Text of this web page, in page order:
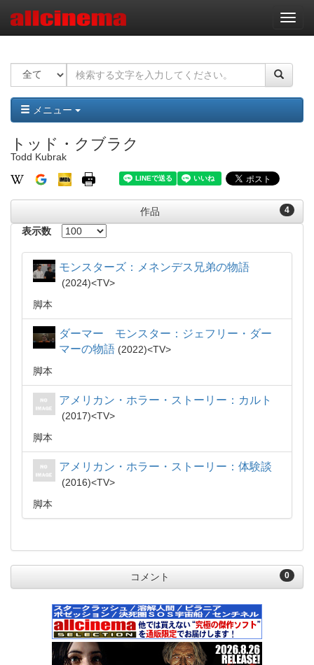
ナ
ビ
ー
ョ
ン
メニュー
トッド・クブラク
Todd Kubrak
4
作品
表示数
モンスターズ：メネンデス兄弟の物語
2024
TV
脚本
ダーマー モンスター：ジェフリー・ダー
マーの物語
2022
TV
脚本
アメリカン・ホラー・ストーリー：カルト
2017
TV
脚本
アメリカン・ホラー・ストーリー：体験談
2016
TV
脚本
0
コメント